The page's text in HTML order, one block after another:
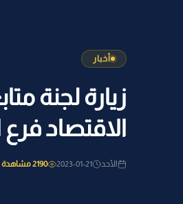
أخبار
زيارة لجنة
الاقتصاد فرع
الأحد 2023-01-21 2190 مشاهدة